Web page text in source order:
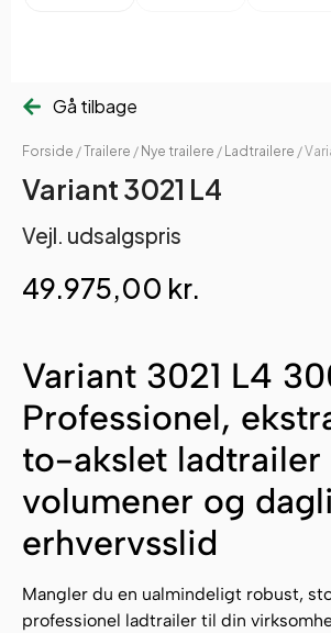
Gå tilbage
Forside /Trailere / Nye trailere / Ladtrailere /
Variant 3021 L4
Vejl. udsalgspris
49.975,00 kr.
Variant 3021 L4
Professionel,
to-akslet
volumener og
erhvervsslid
Mangler du en ualmindeligt robust,
professionel ladtrailer til din